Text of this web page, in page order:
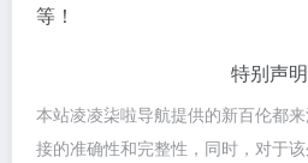
等！
特别声明
本站凌凌柒啦导航提供的新百伦都
接的准确性和完整性，同时，对于